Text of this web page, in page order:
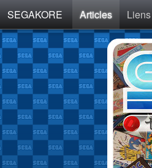
SEGAKORE Articles Liens